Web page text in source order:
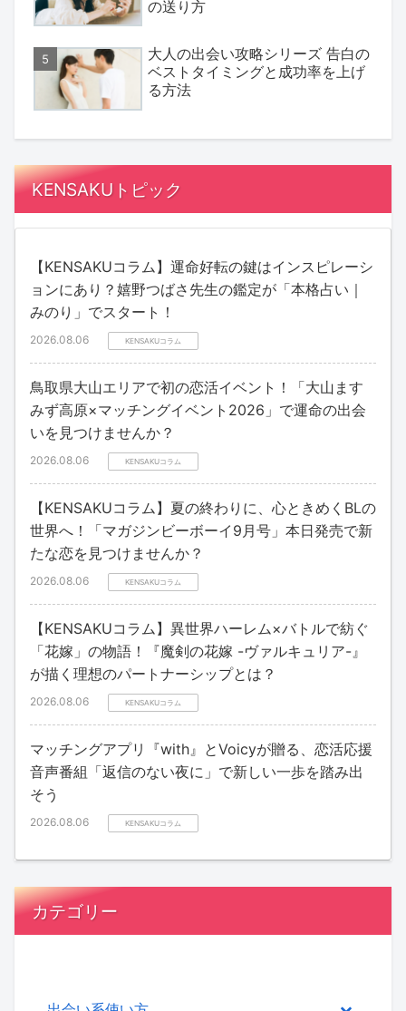
の送り方
大人の出会い攻略シリーズ 告白の
ベストタイミングと成功率を上げ
る方法
KENSAKUトピック
【KENSAKUコラム】運命好転の鍵はインスピレーシ
ョンにあり？嬉野つばさ先生の鑑定が「本格占い｜
みのり」でスタート！
2026.08.06 KENSAKUコラム
鳥取県大山エリアで初の恋活イベント！「大山ます
みず高原×マッチングイベント2026」で運命の出会
いを見つけませんか？
2026.08.06 KENSAKUコラム
【KENSAKUコラム】夏の終わりに、心ときめくBLの
世界へ！「マガジンビーボーイ9月号」本日発売で新
たな恋を見つけませんか？
2026.08.06 KENSAKUコラム
【KENSAKUコラム】異世界ハーレム×バトルで紡ぐ
「花嫁」の物語！『魔剣の花嫁 -ヴァルキュリア-』
が描く理想のパートナーシップとは？
2026.08.06 KENSAKUコラム
マッチングアプリ『with』とVoicyが贈る、恋活応援
音声番組「返信のない夜に」で新しい一歩を踏み出
そう
2026.08.06 KENSAKUコラム
カテゴリー